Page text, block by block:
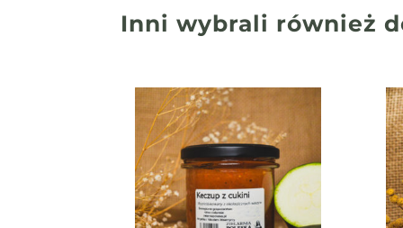
Inni wybrali również